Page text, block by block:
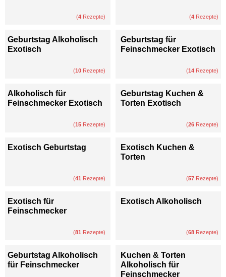
(4 Rezepte) (4 Rezepte)
Geburtstag Alkoholisch
Exotisch
(10 Rezepte)
Geburtstag für
Feinschmecker Exotisch
(14 Rezepte)
Alkoholisch für
Feinschmecker Exotisch
(15 Rezepte)
Geburtstag Kuchen &
Torten Exotisch
(26 Rezepte)
Exotisch Geburtstag
(41 Rezepte)
Exotisch Kuchen &
Torten
(57 Rezepte)
Exotisch für
Feinschmecker
(81 Rezepte)
Exotisch Alkoholisch
(68 Rezepte)
Geburtstag Alkoholisch
für Feinschmecker
Kuchen & Torten
Alkoholisch für
Feinschmecker